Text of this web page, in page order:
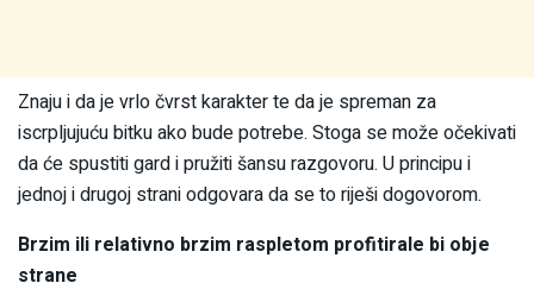
Znaju i da je vrlo čvrst karakter te da je spreman za
iscrpljujuću bitku ako bude potrebe. Stoga se može očekivati
da će spustiti gard i pružiti šansu razgovoru. U principu i
jednoj i drugoj strani odgovara da se to riješi dogovorom.
Brzim ili relativno brzim raspletom profitirale bi obje
strane